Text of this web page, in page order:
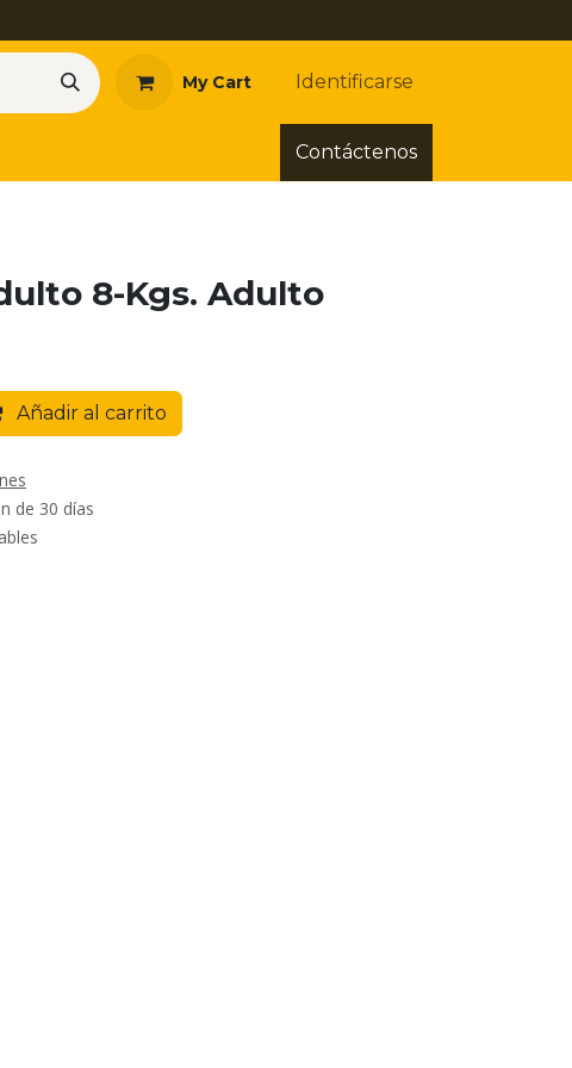
My Cart Identificarse
Contáctenos
8-Kgs. Adulto
Añadir al carrito
de 30 días